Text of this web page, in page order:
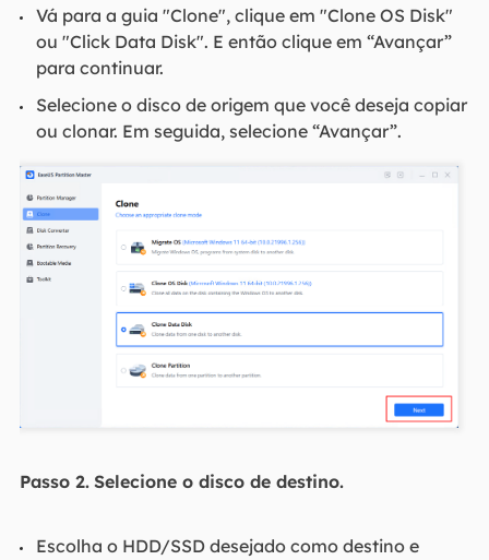
Vá para a guia "Clone", clique em "Clone OS Disk"
ou "Click Data Disk". E então clique em “Avançar”
para continuar.
Selecione o disco de origem que você deseja copiar
ou clonar. Em seguida, selecione “Avançar”.
Passo 2. Selecione o disco de destino.
Escolha o HDD/SSD desejado como destino e